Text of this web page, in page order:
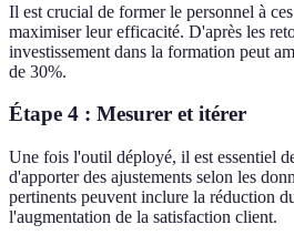
Il est crucial de former le personnel à
maximiser leur efficacité. D'après les
investissement dans la formation peut
de 30%.
Étape 4 : Mesurer et itérer
Une fois l'outil déployé, il est essentiel
d'apporter des ajustements selon les
pertinents peuvent inclure la réduction
l'augmentation de la satisfaction client.